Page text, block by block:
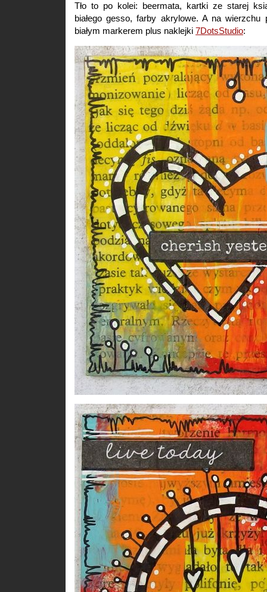
Tło to po kolei: beermata, kartki ze starej
białego gesso, farby akrylowe. A na wierzchu
białym markerem plus naklejki 7DotsStudio: